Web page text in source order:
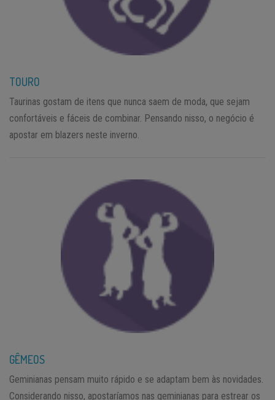
TOURO
Taurinas gostam de itens que nunca saem de moda, que sejam
confortáveis e fáceis de combinar. Pensando nisso, o negócio é
apostar em blazers neste inverno.
GÊMEOS
Geminianas pensam muito rápido e se adaptam bem às novidades.
Considerando nisso, apostaríamos nas geminianas para estrear os